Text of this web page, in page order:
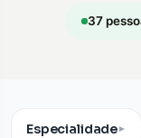
37
Especialidade▼